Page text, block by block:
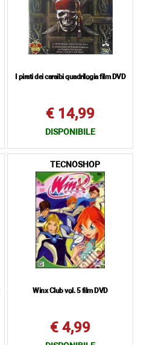
I pirati dei caraibi quadrilogia film DVD
€ 14,99
DISPONIBILE
TECNOSHOP
Winx Club vol. 5 film DVD
€ 4,99